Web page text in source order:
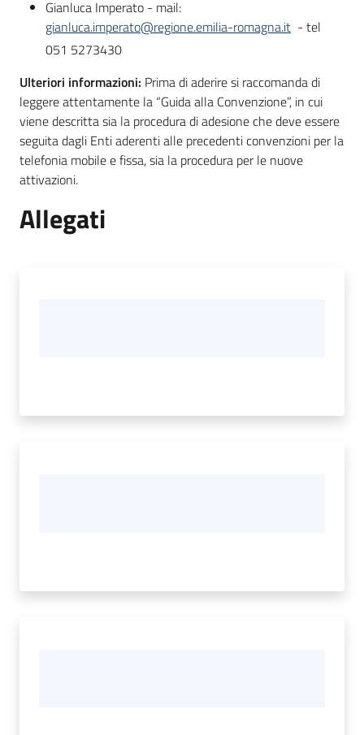
Gianluca Imperato - mail:
gianluca.imperato@regione.emilia-romagna.it - tel
051 5273430
Ulteriori informazioni: Prima di aderire si raccomanda di
leggere attentamente la “Guida alla Convenzione”, in cui
viene descritta sia la procedura di adesione che deve essere
seguita dagli Enti aderenti alle precedenti convenzioni per la
telefonia mobile e fissa, sia la procedura per le nuove
attivazioni.
Allegati